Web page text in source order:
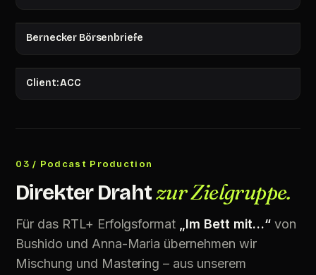
Bernecker Börsenbriefe
Client: ACC
03 / Podcast Production
Direkter Drahtzur Zielgruppe.
Für das RTL+ Erfolgsformat „Im Bett mit…“ von
Bushido und Anna-Maria übernehmen wir
Mischung und Mastering – aus unserem